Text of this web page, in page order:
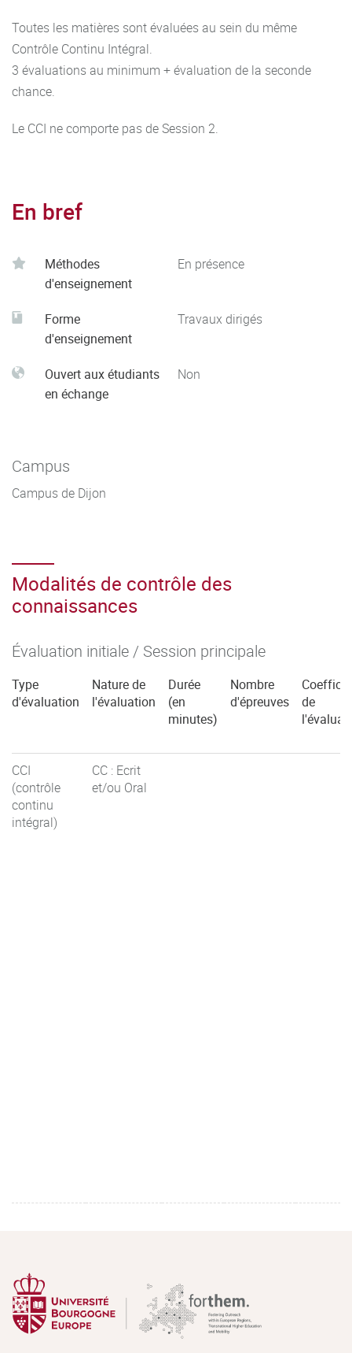
Toutes les matières sont évaluées au sein du même
Contrôle Continu Intégral.
3 évaluations au minimum + évaluation de la seconde
chance.
Le CCI ne comporte pas de Session 2.
En bref
Méthodes
d'enseignement
En présence
Forme
d'enseignement
Travaux dirigés
Ouvert aux étudiants
en échange
Non
Campus
Campus de Dijon
Modalités de contrôle des
connaissances
Évaluation initiale / Session principale
Type
d'évaluation
Nature de
l'évaluation
Durée
(en
minutes)
Nombre
d'épreuves
de
CCI
(contrôle
continu
intégral)
CC : Ecrit
et/ou Oral